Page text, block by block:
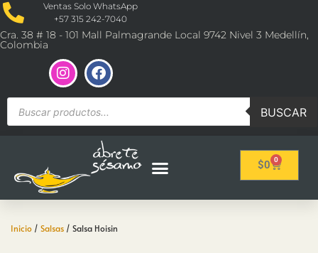
Ventas Solo WhatsApp
+57 315 242-7040
Cra. 38 # 18 - 101 Mall Palmagrande Local 9742 Nivel 3 Medellín,
Colombia
BUSCAR
$0 0
Inicio / Salsas / Salsa Hoisin